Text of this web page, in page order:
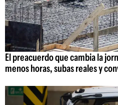
El preacuerdo que cambia la
menos horas, subas reales y